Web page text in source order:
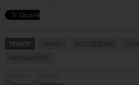
TEMATY